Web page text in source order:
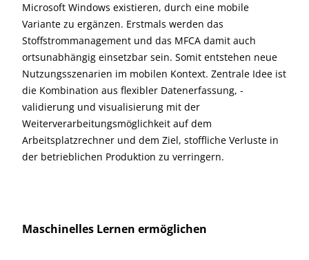
Microsoft Windows existieren, durch eine mobile
Variante zu ergänzen. Erstmals werden das
Stoffstrommanagement und das MFCA damit auch
ortsunabhängig einsetzbar sein. Somit entstehen neue
Nutzungsszenarien im mobilen Kontext. Zentrale Idee ist
die Kombination aus flexibler Datenerfassung, -
validierung und visualisierung mit der
Weiterverarbeitungsmöglichkeit auf dem
Arbeitsplatzrechner und dem Ziel, stoffliche Verluste in
der betrieblichen Produktion zu verringern.
Maschinelles Lernen ermöglichen